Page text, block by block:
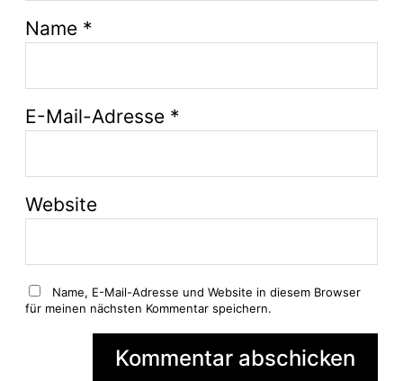
Name *
E-Mail-Adresse *
Website
Name, E-Mail-Adresse und Website in diesem Browser
für meinen nächsten Kommentar speichern.